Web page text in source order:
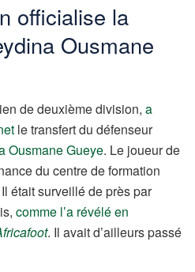
officialise la
Ousmane
de deuxième division, a
le transfert du défenseur
Ousmane Gueye. Le joueur de
du centre de formation
était surveillé de près par
comme l’a révélé en
. Il avait d’ailleurs passé